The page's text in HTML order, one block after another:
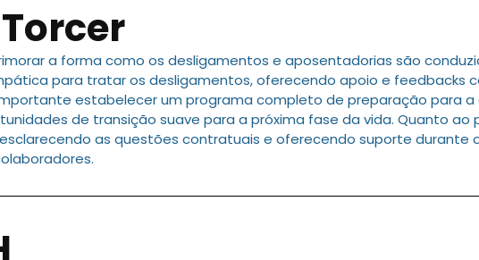
a forma como os desligamentos e aposentadorias são
para tratar os desligamentos, oferecendo apoio e feedbacks
estabelecer um programa completo de preparação para
de transição suave para a próxima fase da vida. Quanto ao
as questões contratuais e oferecendo suporte durante